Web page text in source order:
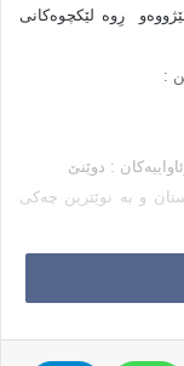
رِوه‌ لێكچوه‌كانى
:
: دوێنێ
و به‌ نوێترین چه‌كى
و هه‌ڵگرى به‌رنامه‌ى